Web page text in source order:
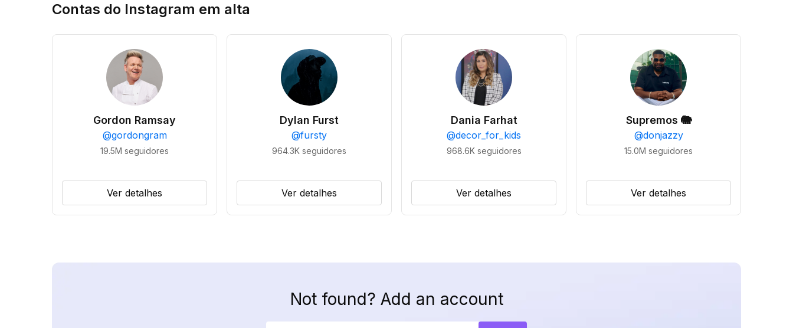
Contas do Instagram em alta
Gordon Ramsay
@gordongram
19.5M seguidores
Ver detalhes
Dylan Furst
@fursty
964.3K seguidores
Ver detalhes
Dania Farhat
@decor_for_kids
968.6K seguidores
Ver detalhes
Supremos 🐘
@donjazzy
15.0M seguidores
Ver detalhes
Not found? Add an account